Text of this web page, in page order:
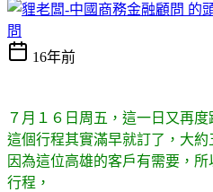
問
16年前
７月１６日周五，這一日又再
這個行程其實滿早就訂了，大約
因為這位高雄的客戶有需要，所
行程，